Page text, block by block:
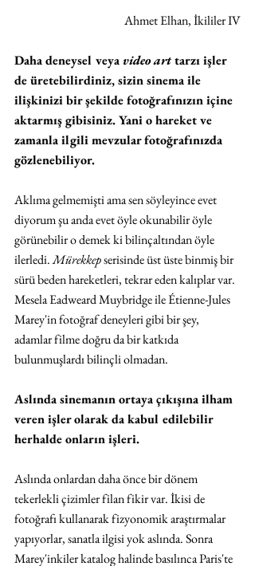
Ahmet Elhan, İkililer IV
Daha deneysel veya video art tarzı işler
de üretebilirdiniz, sizin sinema ile
ilişkinizi bir şekilde fotoğrafınızın içine
aktarmış gibisiniz. Yani o hareket ve
zamanla ilgili mevzular fotoğrafınızda
gözlenebiliyor.
Aklıma gelmemişti ama sen söyleyince evet
diyorum şu anda evet öyle okunabilir öyle
görünebilir o demek ki bilinçaltından öyle
ilerledi. Mürekkep serisinde üst üste binmiş bir
sürü beden hareketleri, tekrar eden kalıplar var.
Mesela Eadweard Muybridge ile Étienne-Jules
Marey'in fotoğraf deneyleri gibi bir şey,
adamlar filme doğru da bir katkıda
bulunmuşlardı bilinçli olmadan.
Aslında sinemanın ortaya çıkışına ilham
veren işler olarak da kabul edilebilir
herhalde onların işleri.
Aslında onlardan daha önce bir dönem
tekerlekli çizimler filan fikir var. İkisi de
fotoğrafı kullanarak fizyonomik araştırmalar
yapıyorlar, sanatla ilgisi yok aslında. Sonra
Marey'inkiler katalog halinde basılınca Paris'te